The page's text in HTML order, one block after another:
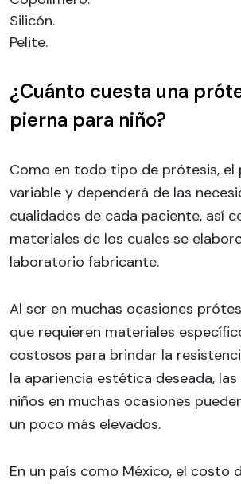
Silicón.
Pelite.
¿Cuánto cuesta una
pierna para niño?
Como en todo tipo de prótesis, el
variable y dependerá de las
cualidades de cada paciente, así
materiales de los cuales se
laboratorio fabricante.
Al ser en muchas ocasiones
que requieren materiales
costosos para brindar la
la apariencia estética deseada,
niños en muchas ocasiones
un poco más elevados.
En un país como México, el costo